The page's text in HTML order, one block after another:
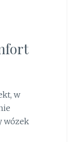
w
wózek